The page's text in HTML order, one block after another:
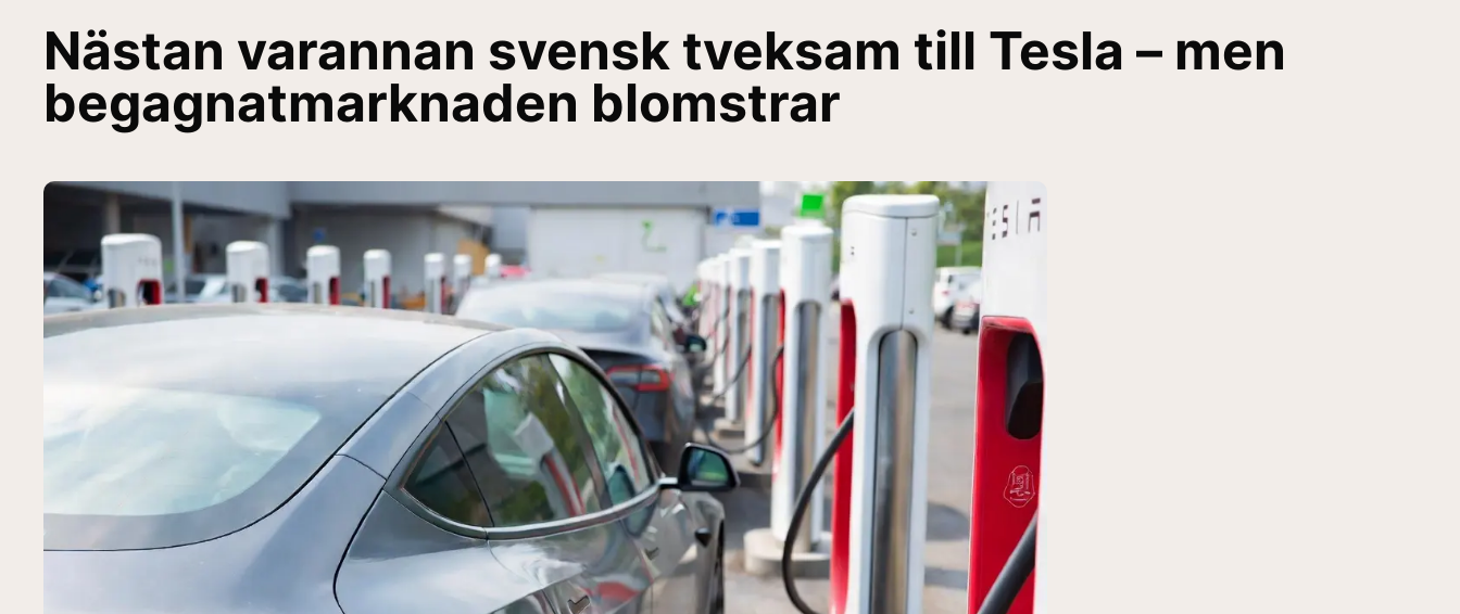
Nästan varannan svensk tveksam till Tesla – men
begagnatmarknaden blomstrar